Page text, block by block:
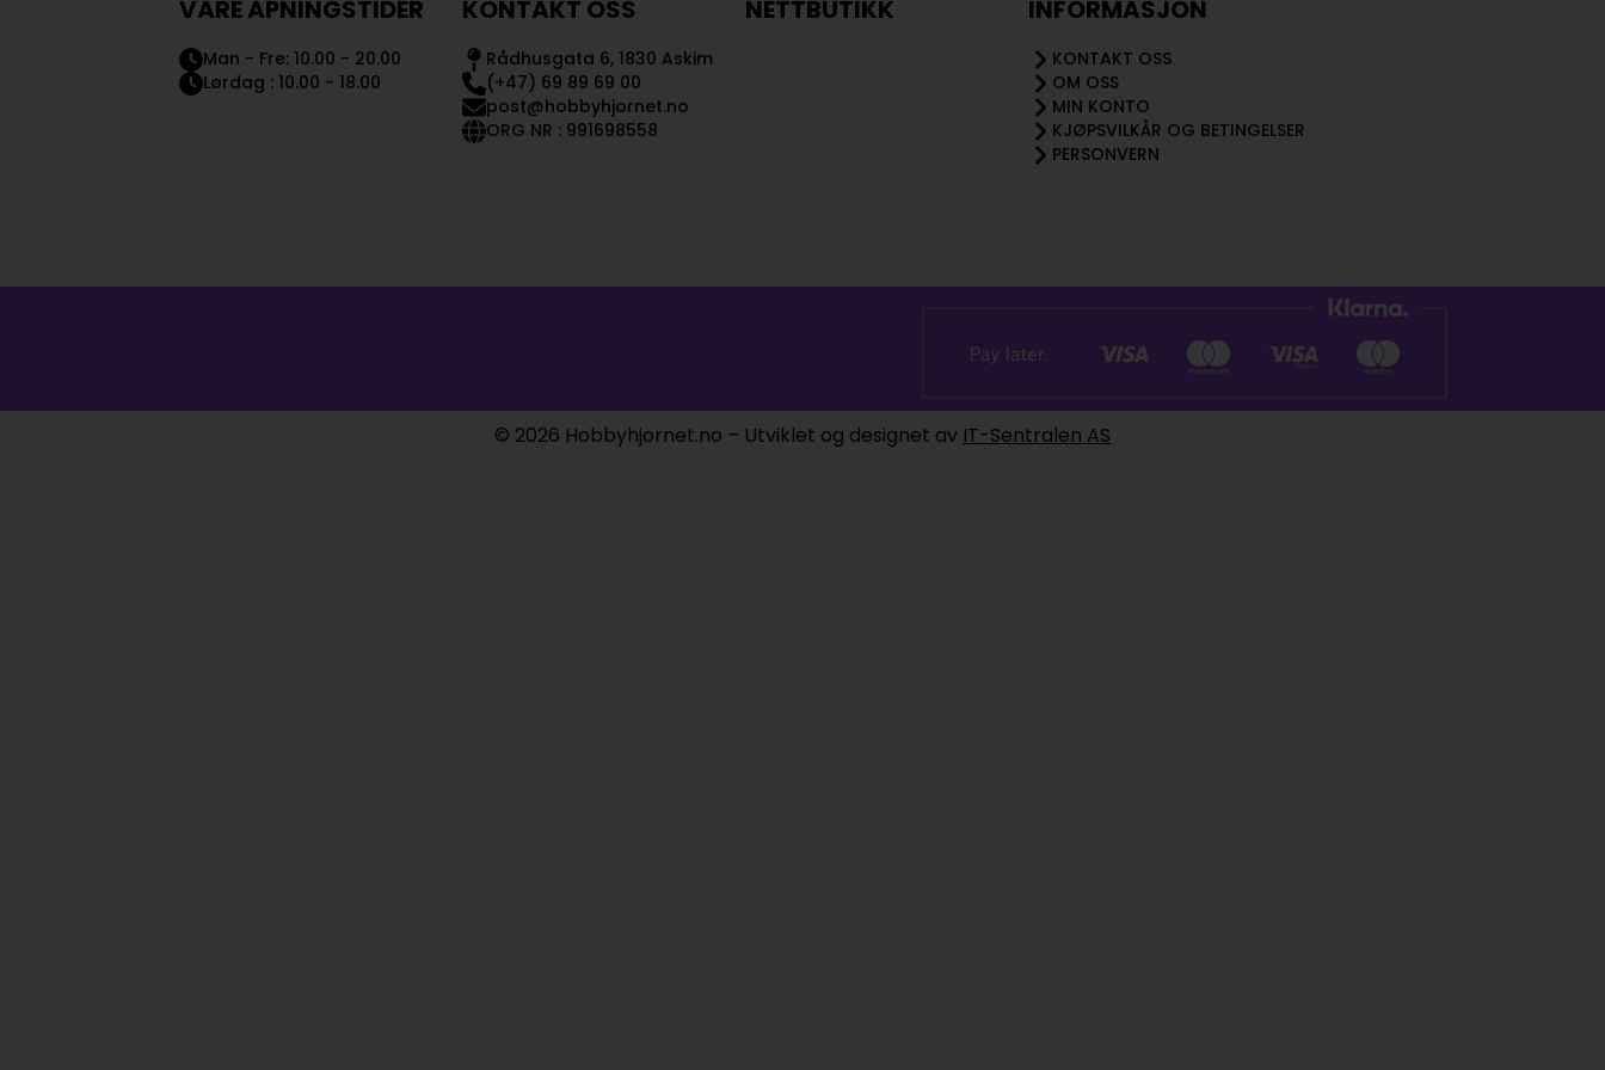
VÅRE ÅPNINGSTIDER
Man - Fre: 10.00 - 20.00
Lørdag : 10.00 - 18.00
KONTAKT OSS
Rådhusgata 6, 1830 Askim
(+47) 69 89 69 00
post@hobbyhjornet.no
ORG NR : 991698558
NETTBUTIKK INFORMASJON
KONTAKT OSS
OM OSS
MIN KONTO
KJØPSVILKÅR OG BETINGELSER
PERSONVERN
© 2026 Hobbyhjornet.no – Utviklet og designet av IT-Sentralen AS